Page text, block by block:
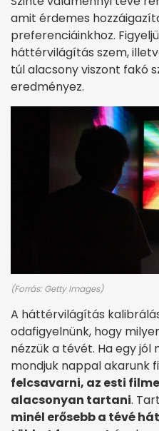
amit érdemes
preferenciáinkhoz.
háttérvilágítás szem,
túl alacsony viszont fakó
eredményez.
(Forrás: Getty Images)
A háttérvilágítás
odafigyelnünk, hogy
nézzük a tévét. Ha egy
mondjuk nappal akarunk
felcsavarni, az esti
alacsonyan tartani.
minél erősebb a tévé